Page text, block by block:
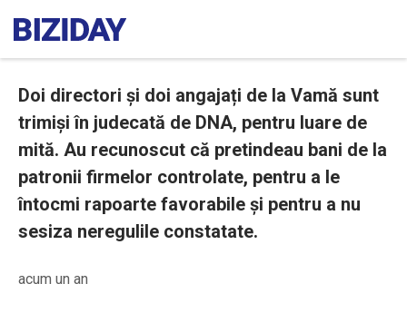
Doi directori și doi angajați de la Vamă sunt
trimiși în judecată de DNA, pentru luare de
mită. Au recunoscut că pretindeau bani de la
patronii firmelor controlate, pentru a le
întocmi rapoarte favorabile și pentru a nu
sesiza neregulile constatate.
acum un an